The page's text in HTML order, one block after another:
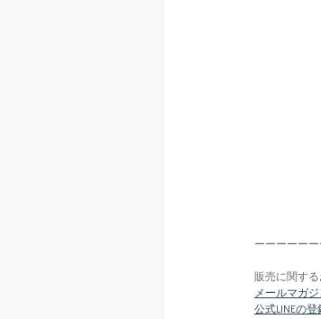
ーーーーーー
販売に関す
メールマガ
公式LINEの登